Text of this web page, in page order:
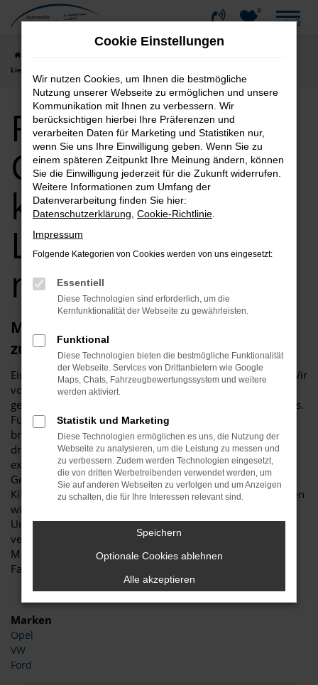
Zum
0
MENÜ
Lieferservice nach Kempten
Ford
Gebrauchtwagen
kaufen |
Lieferservice
nach Kempten
Mit unseren Ford Gebrauchtwagen
zuverlässig durch Kempten
Einen Ford Gebrauchtwagen kauft man nicht „mal eben“. Wir
von Automobile Stitzenberger empfehlen sowohl eine
genaue Begutachtung des Fahrzeugs als auch des Anbieters.
Für Kundinnen und Kunden aus Kempten bieten wir ein
breites Angebot und werben als Familienbetrieb in der
dritten Generation um Ihr Vertrauen. Unser Unternehmen
existiert seit 1981 und ist seither unter anderem auf Ford
Gebrauchtwagen spezialisiert. Bevor Sie Ihre ersten
Kilometer auf den Straßen von Kempten zurücklegen, haben
wir in unserer Kfz-Meisterwerkstatt genau hingeschaut.
Unsere Qualitätsmaßstäbe sind überaus hoch und wir
verkaufen Ford Gebrauchtwagen erst dann, wenn keinerlei
Mängel mehr existieren und es sich um ein erstklassiges
Fahrzeug handelt. Darauf geben wir Ihnen unser Wort.
Marken
Opel
VW
Ford
Cookie Einstellungen
Wir nutzen Cookies, um Ihnen die bestmögliche
Nutzung unserer Webseite zu ermöglichen und unsere
Kommunikation mit Ihnen zu verbessern. Wir
berücksichtigen hierbei Ihre Präferenzen und
verarbeiten Daten für Marketing und Statistiken nur,
wenn Sie uns Ihre Einwilligung geben. Wenn Sie zu
einem späteren Zeitpunkt Ihre Meinung ändern, können
Sie die Einwilligung jederzeit für die Zukunft widerrufen.
Weitere Informationen zum Umfang der
Datenverarbeitung finden Sie hier:
Datenschutzerklärung Cookie-Richtlinie
Impressum
Folgende Kategorien von Cookies werden von uns eingesetzt:
Essentiell
Diese Technologien sind erforderlich, um die
Kernfunktionalität der Webseite zu gewährleisten.
Funktional
Diese Technologien bieten die bestmögliche Funktionalität
der Webseite. Services von Drittanbietern wie Google
Maps, Chats, Fahrzeugbewertungssystem und weitere
werden aktiviert.
Statistik und Marketing
Diese Technologien ermöglichen es uns, die Nutzung der
Webseite zu analysieren, um die Leistung zu messen und
zu verbessern. Zudem werden Technologien eingesetzt,
die von dritten Werbetreibenden verwendet werden, um
Sie auf anderen Webseiten zu verfolgen und um Anzeigen
zu schalten, die für Ihre Interessen relevant sind.
Speichern
Optionale Cookies ablehnen
Alle akzeptieren